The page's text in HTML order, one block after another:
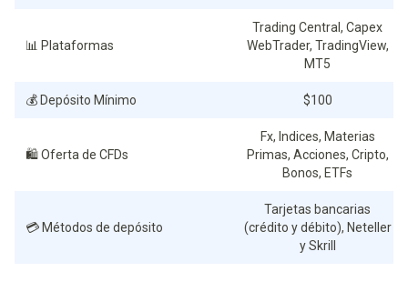
📊 Plataformas
Trading Central, Capex
WebTrader, TradingView,
MT5
💰 Depósito Mínimo $100
🛍️ Oferta de CFDs
Fx, Indices, Materias
Primas, Acciones, Cripto,
Bonos, ETFs
💳 Métodos de depósito
Tarjetas bancarias
(crédito y débito), Neteller
y Skrill